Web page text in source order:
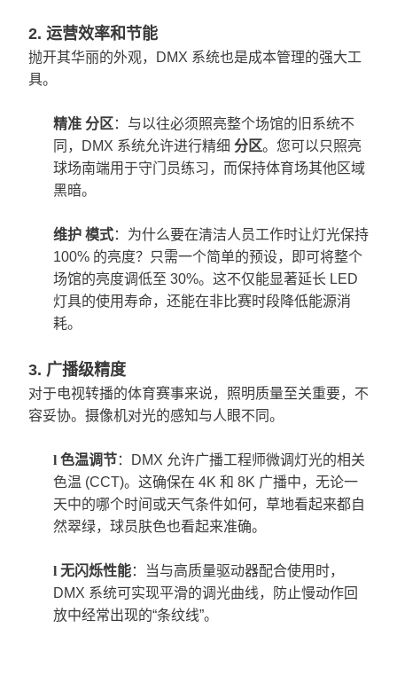
2. 运营效率和节能
抛开其华丽的外观，DMX 系统也是成本管理的强大工
具。
精准 分区 ：与以往必须照亮整个场馆的旧系统不
同，DMX 系统允许进行精细 分区。您可以只照亮
球场南端用于守门员练习，而保持体育场其他区域
黑暗。
维护 模式：为什么要在清洁人员工作时让灯光保持
100% 的亮度？只需一个简单的预设，即可将整个
场馆的亮度调低至 30%。这不仅能显著延长 LED
灯具的使用寿命，还能在非比赛时段降低能源消
耗。
3. 广播级精度
对于电视转播的体育赛事来说，照明质量至关重要，不
容妥协。摄像机对光的感知与人眼不同。
l 色温调节：DMX 允许广播工程师微调灯光的相关
色温 (CCT)。这确保在 4K 和 8K 广播中，无论一
天中的哪个时间或天气条件如何，草地看起来都自
然翠绿，球员肤色也看起来准确。
l 无闪烁性能：当与高质量驱动器配合使用时，
DMX 系统可实现平滑的调光曲线，防止慢动作回
放中经常出现的“条纹线”。